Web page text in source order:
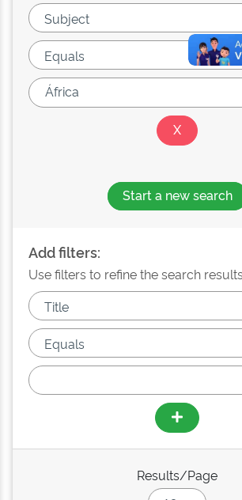
Start a new search
Add filters:
Use filters to refine the search
Results/Page